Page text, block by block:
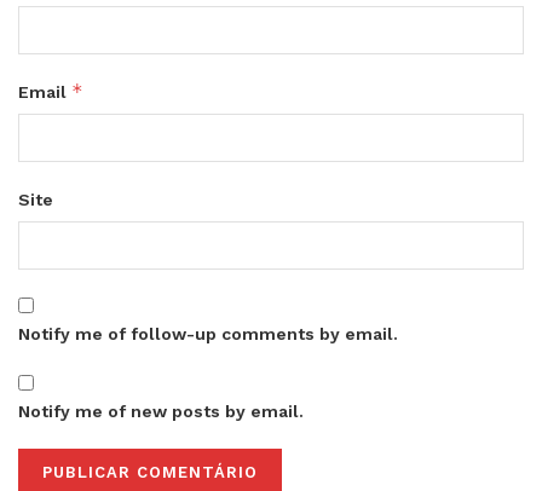
Email *
Site
Notify me of follow-up comments by email.
Notify me of new posts by email.